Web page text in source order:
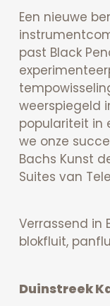
Een nieuwe
past Black
weerspiegeld
populariteit in
we onze
Bachs Kunst
Suites van
Verrassend in
blokfluit,
Duinstreek